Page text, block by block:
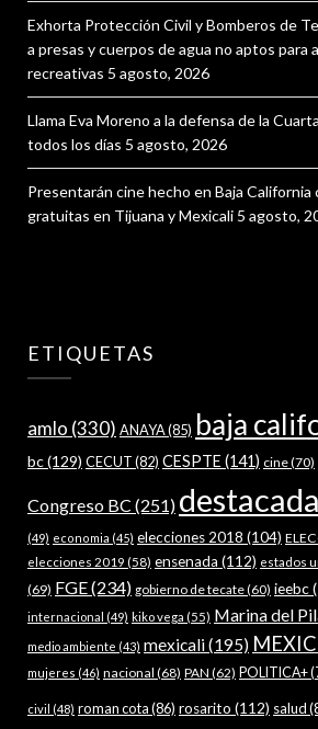
Exhorta Protección Civil y Bomberos de
a presas y cuerpos de agua no aptos para
recreativas 5 agosto, 2026
Llama Eva Moreno a la defensa de la
todos los días 5 agosto, 2026
Presentarán cine hecho en Baja California
gratuitas en Tijuana y Mexicali 5 agosto,
ETIQUETAS
amlo (330) ANAYA(85) baja
bc(129) CECUT(82) CESPTE (141) cine(70)
Congreso BC (251) destacada
(49) economia (45) elecciones 2018 (104)
elecciones 2019 (58) ensenada (112) estados
(69) FGE(234) gobierno de tecate(60) ieebc
internacional (49) kiko vega (55) Marina del
medio ambiente (43) mexicali(195)
mujeres (46) nacional (68) PAN (62) POLITICA+
civil (48) roman cota(86) rosarito (112) salud